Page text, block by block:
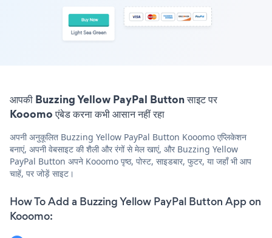
आपकी Buzzing Yellow PayPal Button साइट पर
Kooomo एंबेड करना कभी आसान नहीं रहा
अपनी अनुकूलित Buzzing Yellow PayPal Button Kooomo एप्लिकेशन
बनाएं, अपनी वेबसाइट की शैली और रंगों से मेल खाएं, और Buzzing Yellow
PayPal Button अपने Kooomo पृष्ठ, पोस्ट, साइडबार, फुटर, या जहाँ भी आप
चाहें, पर जोड़ें साइट।
How To Add a Buzzing Yellow PayPal Button App on
Kooomo: